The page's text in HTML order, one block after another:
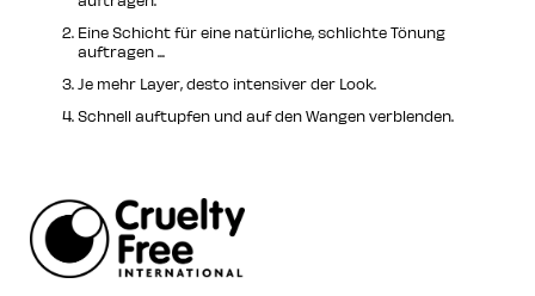
Eine Schicht für eine natürliche, schlichte Tönung
auftragen ...
Je mehr Layer, desto intensiver der Look.
Schnell auftupfen und auf den Wangen verblenden.